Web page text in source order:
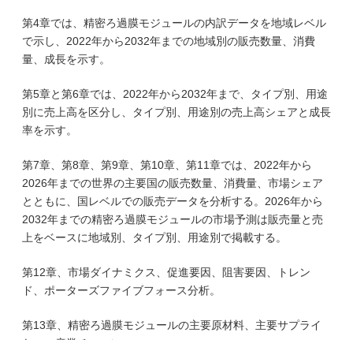
第4章では、精密ろ過膜モジュールの内訳データを地域レベル
で示し、2022年から2032年までの地域別の販売数量、消費
量、成長を示す。
第5章と第6章では、2022年から2032年まで、タイプ別、用途
別に売上高を区分し、タイプ別、用途別の売上高シェアと成長
率を示す。
第7章、第8章、第9章、第10章、第11章では、2022年から
2026年までの世界の主要国の販売数量、消費量、市場シェア
とともに、国レベルでの販売データを分析する。2026年から
2032年までの精密ろ過膜モジュールの市場予測は販売量と売
上をベースに地域別、タイプ別、用途別で掲載する。
第12章、市場ダイナミクス、促進要因、阻害要因、トレン
ド、ポーターズファイブフォース分析。
第13章、精密ろ過膜モジュールの主要原材料、主要サプライ